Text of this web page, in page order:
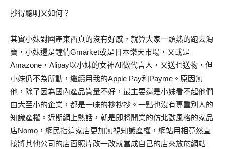
抄得聰明又如何？
其實小妹對國產東西真的沒有好感，就算大家一頭熱的跑去淘
寶，小妹還是鐘情Gmarket或是日本樂天市場，又或是
Amazone，Alipay以小妹的女神Ali做代言人，又送乜送物，但
小妹仍不為所動，繼續用我的Apple Pay和Payme。原因無
他，除了因為國內產品質量不好，最主要還是小妹看不起他們
由大至小的企業，都是一味的抄抄抄。一點也沒有專重別人的
知識產權。近期網上熱話，就是即將開業的仿北歐風格的家品
店Nomo，網民指這家店更加無視知識產權，網站用相竟然直
接將其他公司的店面照片改一改就當成自己的店來放於網站